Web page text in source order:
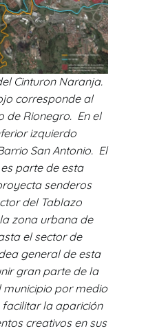
Cinturon Naranja.
corresponde al
de Rionegro. En el
izquierdo
San Antonio. El
parte de esta
senderos
del Tablazo
zona urbana de
el sector de
general de esta
gran parte de la
por medio
la aparición
creativos en sus